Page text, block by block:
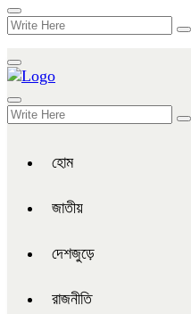
হোম
জাতীয়
দেশজুড়ে
রাজনীতি